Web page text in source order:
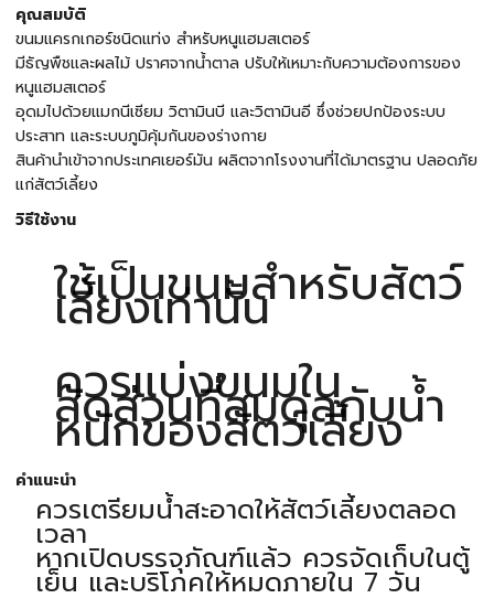
คุณสมบัติ
ขนมแครกเกอร์ชนิดแท่ง สำหรับหนูแฮมสเตอร์
มีธัญพืชและผลไม้ ปราศจากน้ำตาล ปรับให้เหมาะกับความต้องการของ
หนูแฮมสเตอร์
อุดมไปด้วยแมกนีเซียม วิตามินบี และวิตามินอี ซึ่งช่วยปกป้องระบบ
ประสาท และระบบภูมิคุ้มกันของร่างกาย
สินค้านำเข้าจากประเทศเยอร์มัน ผลิตจากโรงงานที่ได้มาตรฐาน ปลอดภัย
แก่สัตว์เลี้ยง
วิธีใช้งาน
ใช้เป็นขนมสำหรับสัตว์
เลี้ยงเท่านั้น
ควรแบ่งขนมใน
สัดส่วนที่สมดุลกับน้ำ
หนักของสัตว์เลี้ยง
คำแนะนำ
ควรเตรียมน้ำสะอาดให้สัตว์เลี้ยงตลอด
เวลา
หากเปิดบรรจุภัณฑ์แล้ว ควรจัดเก็บในตู้
เย็น และบริโภคให้หมดภายใน 7 วัน